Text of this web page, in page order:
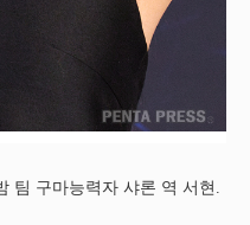
팀 구마능력자 샤론 역 서현.